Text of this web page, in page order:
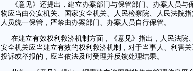
《意见》还提出，建立办案部门与保管部门、办案人员
物应当由公安机关、国家安全机关、人民检察院、人民法院
人员统一保管，严禁由办案部门、办案人员自行保管。
在建立有效权利救济机制方面，《意见》指出，人民法院
安全机关应当建立有效的权利救济机制，对于当事人、利害关
投诉或举报的，应当依法及时受理并反馈处理结果。